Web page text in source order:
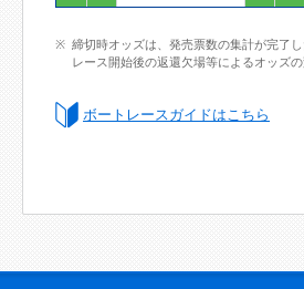
締切時オッズは、発売票数の集計が完了
レース開始後の返還欠場等によるオッズの
ボートレースガイドはこちら